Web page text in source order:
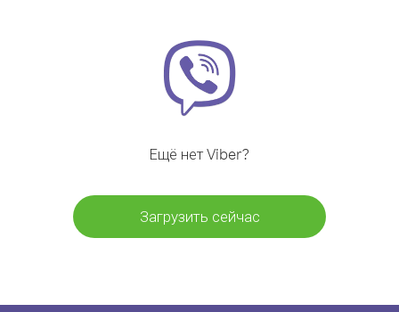
Ещё нет Viber?
Загрузить сейчас